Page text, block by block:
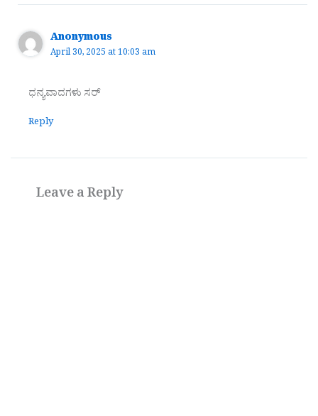
Anonymous
April 30, 2025 at 10:03 am
ಧನ್ಯವಾದಗಳು ಸರ್
Reply
Leave a Reply